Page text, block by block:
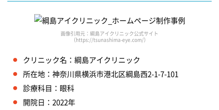
画像引用元：綱島アイクリニック公式サイト
（https://tsunashima-eye.com/）
クリニック名：綱島アイクリニック
所在地：神奈川県横浜市港北区綱島西2-1-7-101
診療科目：眼科
開院日：2022年